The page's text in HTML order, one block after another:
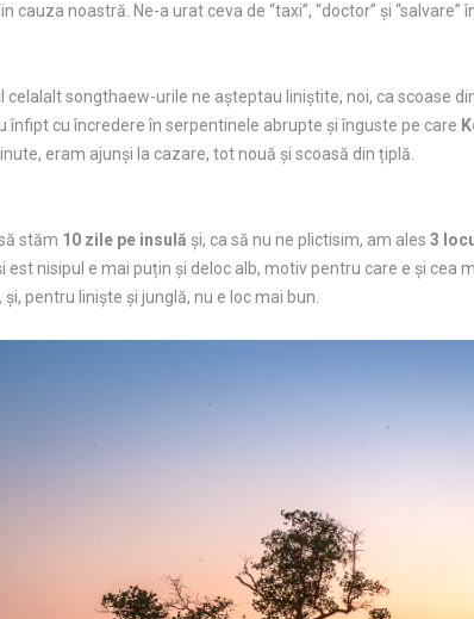
cauza noastră. Ne-a urat ceva de “taxi”, “doctor” și
celalalt songthaew-urile ne așteptau liniștite, noi, ca scoase
înfipt cu încredere în serpentinele abrupte și înguste pe care
eram ajunși la cazare, tot nouă și scoasă din țiplă.
stăm 10 zile pe insulă și, ca să nu ne plictisim, am ales 3
est nisipul e mai puțin și deloc alb, motiv pentru care e și
și, pentru liniște și junglă, nu e loc mai bun.